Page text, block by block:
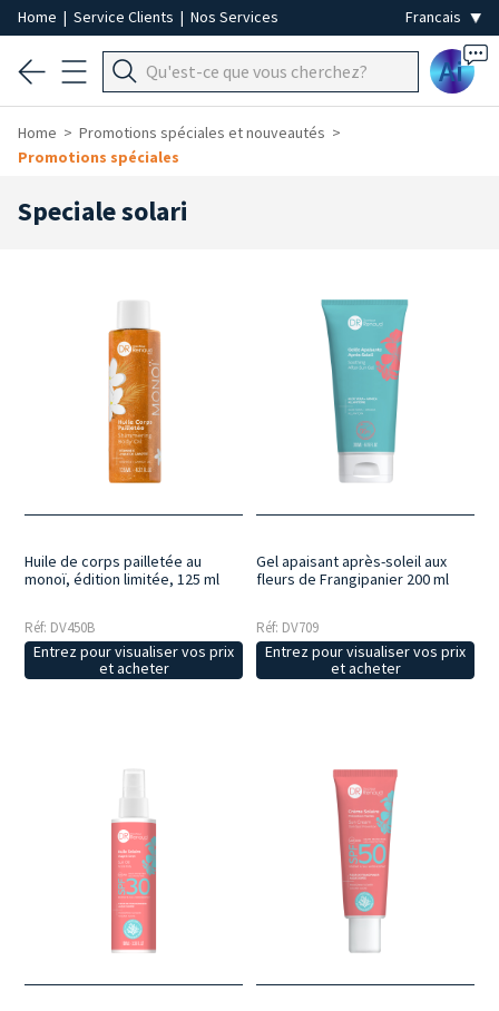
Home | Service Clients | Nos Services
Ai
Home
Promotions spéciales et nouveautés
Promotions spéciales
Speciale solari
Huile de corps pailletée au
monoï, édition limitée, 125 ml
Réf: DV450B
Entrez pour visualiser vos prix
et acheter
Gel apaisant après-soleil aux
fleurs de Frangipanier 200 ml
Réf: DV709
Entrez pour visualiser vos prix
et acheter